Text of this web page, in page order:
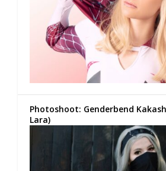
Photoshoot: Genderbend
Lara)